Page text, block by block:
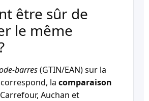
être sûr de
le même
barres(GTIN/EAN) sur la
correspond, la comparaison
Auchan et